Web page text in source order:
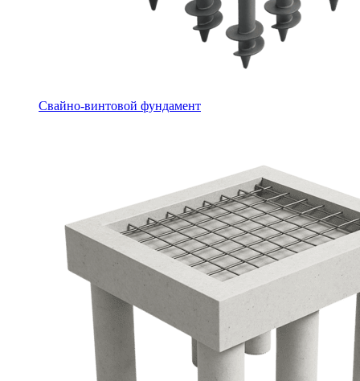
Свайно-винтовой фундамент